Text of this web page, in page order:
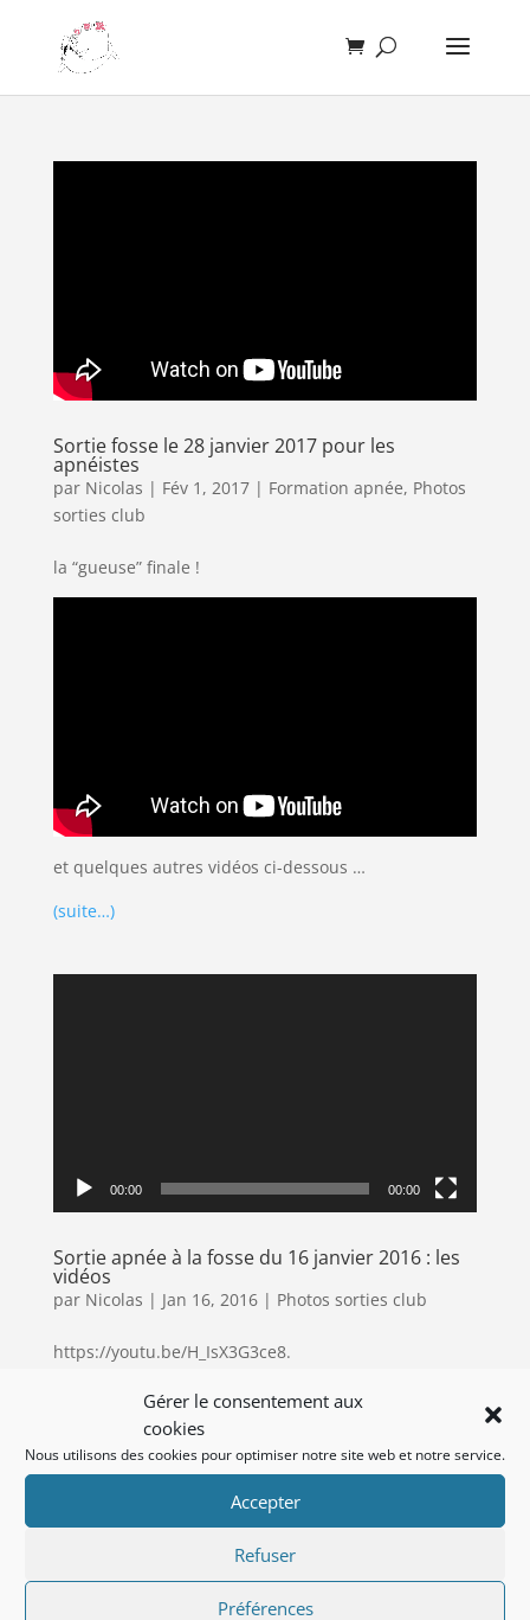
Gérer le consentement aux
cookies
Nous utilisons des cookies pour optimiser notre site web et notre service.
Accepter
Refuser
Préférences
Sortie fosse le 28 janvier 2017 pour les
apnéistes
par Nicolas | Fév 1, 2017| Formation apnée, Photos
sorties club
la “gueuse” finale !
et quelques autres vidéos ci-dessous …
(suite…)
00:00 00:00
Sortie apnée à la fosse du 16 janvier 2016 : les
vidéos
par Nicolas | Jan 16, 2016| Photos sorties club
https://youtu.be/H_IsX3G3ce8.